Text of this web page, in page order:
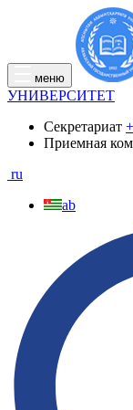
меню
УНИВЕРСИТЕТ
Секретариат
Приемная
ru
ab